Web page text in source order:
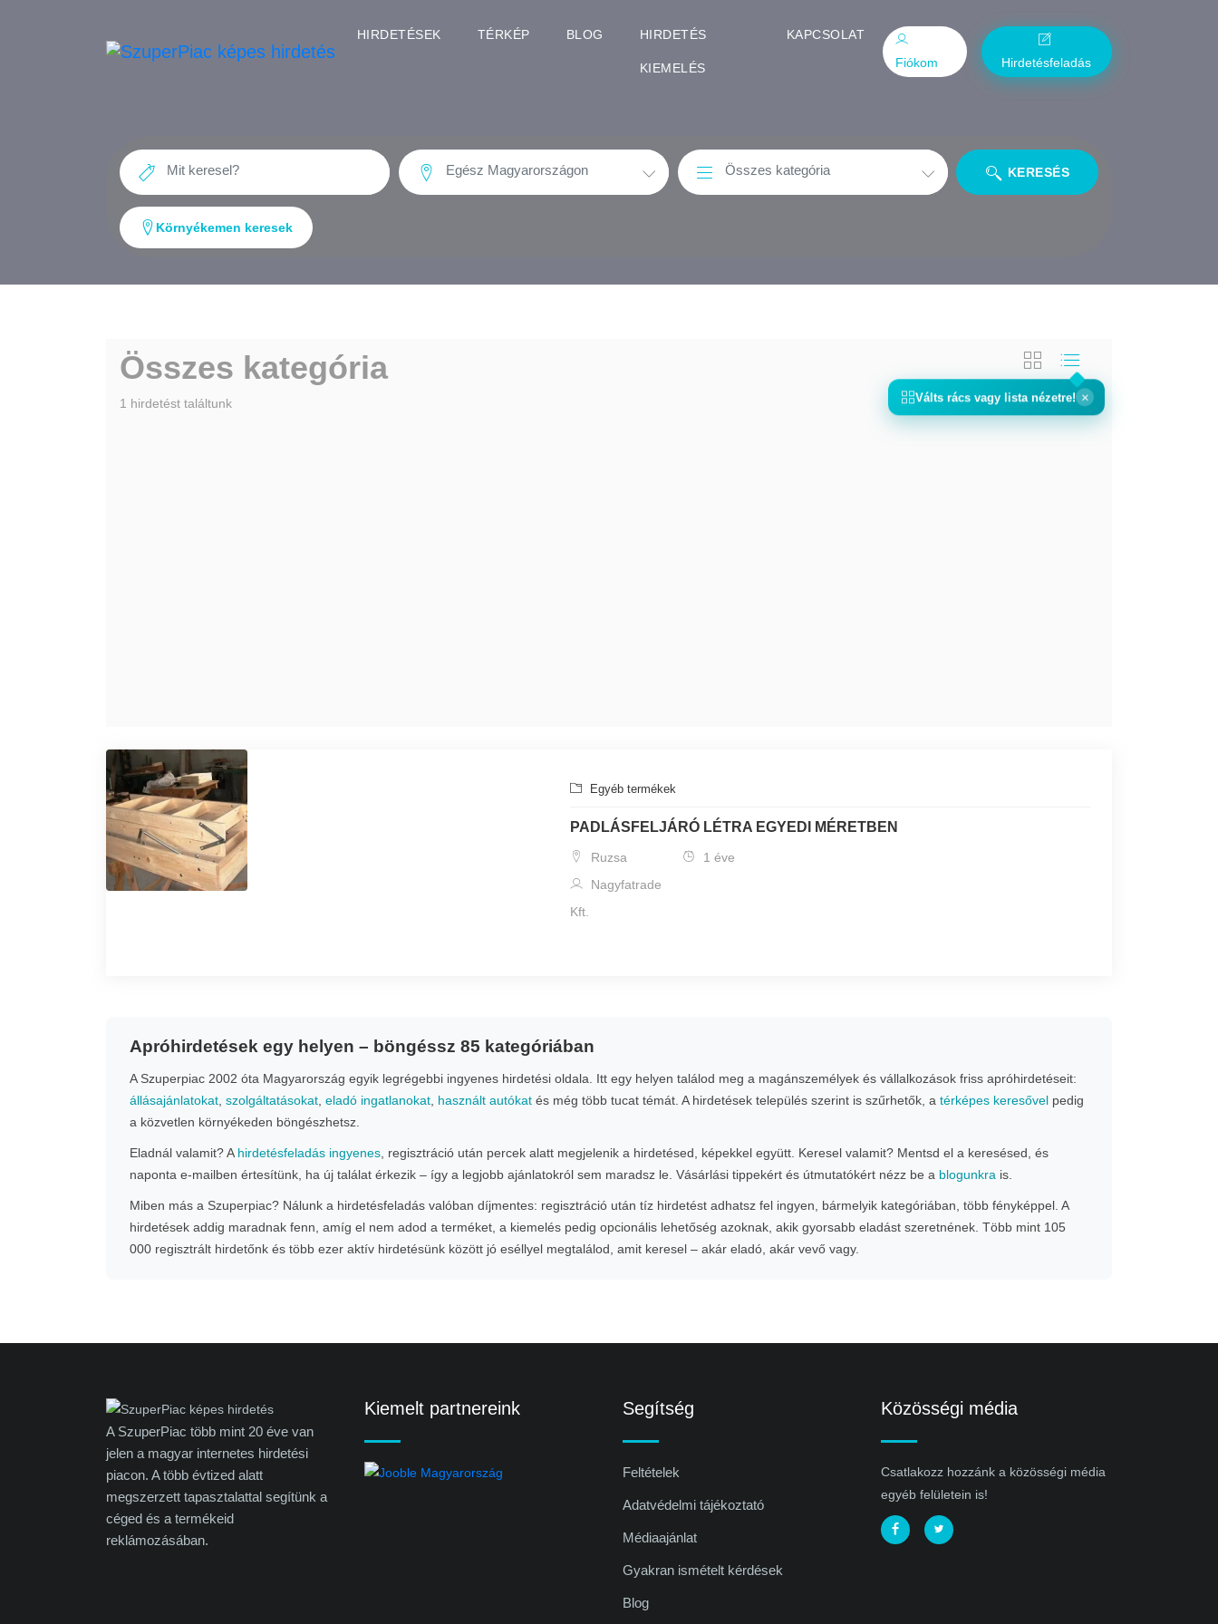
HIRDETÉSEK TÉRKÉP BLOG HIRDETÉS
KIEMELÉS
KAPCSOLAT
Fiókom
Hirdetésfeladás
KERESÉS
Környékemen keresek
Összes kategória
1 hirdetést találtunk Válts rács vagy listanézetre! ×
Egyéb termékek
PADLÁSFELJÁRÓ LÉTRA EGYEDI MÉRETBEN
Ruzsa
1 éve
Nagyfatrade
Kft.
Apróhirdetések egy helyen – böngéssz 85 kategóriában
A Szuperpiac 2002 óta Magyarország egyik legrégebbi ingyenes hirdetési oldala. Itt egy helyen találod meg a magánszemélyek és vállalkozások friss apróhirdetéseit:
állásajánlatokat szolgáltatásokat eladó ingatlanokat használt autókat és még több tucat témát. A hirdetések település szerint is szűrhetők, a térképes keresővel pedig
a közvetlen környékeden böngészhetsz.
Eladnál valamit? A hirdetésfeladás ingyenes , regisztráció után percek alatt megjelenik a hirdetésed, képekkel együtt. Keresel valamit? Mentsd el a keresésed, és
naponta e-mailben értesítünk, ha új találat érkezik – így a legjobb ajánlatokról sem maradsz le. Vásárlási tippekért és útmutatókért nézz be a blogunkra is.
Miben más a Szuperpiac? Nálunk a hirdetésfeladás valóban díjmentes: regisztráció után tíz hirdetést adhatsz fel ingyen, bármelyik kategóriában, több fényképpel. A
hirdetések addig maradnak fenn, amíg el nem adod a terméket, a kiemelés pedig opcionális lehetőség azoknak, akik gyorsabb eladást szeretnének. Több mint 105
000 regisztrált hirdetőnk és több ezer aktív hirdetésünk között jó eséllyel megtalálod, amit keresel – akár eladó, akár vevő vagy.
A SzuperPiac több mint 20 éve van
jelen a magyar internetes hirdetési
piacon. A több évtized alatt
megszerzett tapasztalattal segítünk a
céged és a termékeid
reklámozásában.
Kiemelt partnereink Segítség
Feltételek
Adatvédelmi tájékoztató
Médiaajánlat
Gyakran ismételt kérdések
Blog
Közösségi média
Csatlakozz hozzánk a közösségi média
egyéb felületein is!